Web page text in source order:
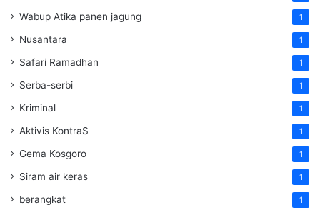
Wabup Atika panen jagung 1
Nusantara 1
Safari Ramadhan 1
Serba-serbi 1
Kriminal 1
Aktivis KontraS 1
Gema Kosgoro 1
Siram air keras 1
berangkat 1